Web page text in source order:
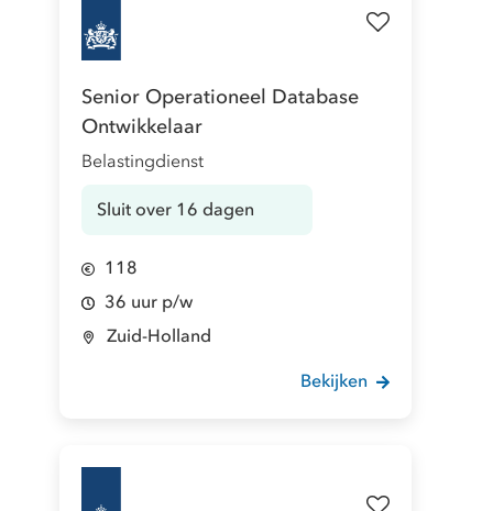
Senior Operationeel Database
Ontwikkelaar
Belastingdienst
Sluit over 16 dagen
118
36 uur p/w
Zuid-Holland
Bekijken